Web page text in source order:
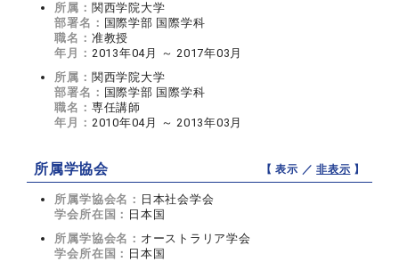
所属： 関西学院大学
部署名： 国際学部 国際学科
職名： 准教授
年月： 2013年04月 ～ 2017年03月
所属： 関西学院大学
部署名： 国際学部 国際学科
職名： 専任講師
年月： 2010年04月 ～ 2013年03月
所属学協会 【 表示 ／非表示 】
所属学協会名： 日本社会学会
学会所在国： 日本国
所属学協会名： オーストラリア学会
学会所在国： 日本国